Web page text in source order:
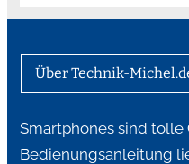
Über Technik-
Smartphones sind tolle
Bedienungsanleitung